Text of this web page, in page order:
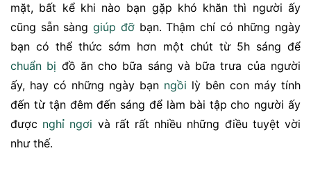
mặt, bất kể khi nào bạn gặp khó khăn thì người ấy
cũng sẵn sànggiúp đỡbạn. Thậm chí có những ngày
bạn có thể thức sớm hơn một chút từ 5h sáng để
chuẩn bị đồ ăn cho bữa sáng và bữa trưa của người
ấy, hay có những ngày bạn ngồi lỳ bên con máy tính
đến từ tận đêm đến sáng để làm bài tập cho người ấy
được nghỉ ngơi và rất rất nhiều những điều tuyệt vời
như thế.